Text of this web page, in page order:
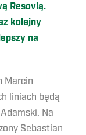
Resovią.
kolejny
na
Marcin
liniach będą
Na
Sebastian